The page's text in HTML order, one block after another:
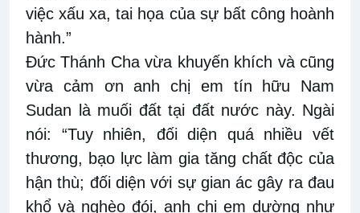
việc xấu xa, tai họa của sự bất công hoành
hành.”
Đức Thánh Cha vừa khuyến khích và cũng
vừa cảm ơn anh chị em tín hữu Nam
Sudan là muối đất tại đất nước này. Ngài
nói: “Tuy nhiên, đối diện quá nhiều vết
thương, bạo lực làm gia tăng chất độc của
hận thù; đối diện với sự gian ác gây ra đau
khổ và nghèo đói, anh chị em dường như